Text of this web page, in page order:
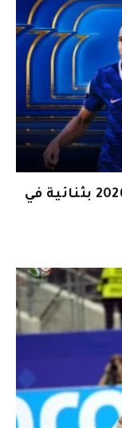
إسبانيا تبلغ نهائي كأس العالم 2026 بثنائية في